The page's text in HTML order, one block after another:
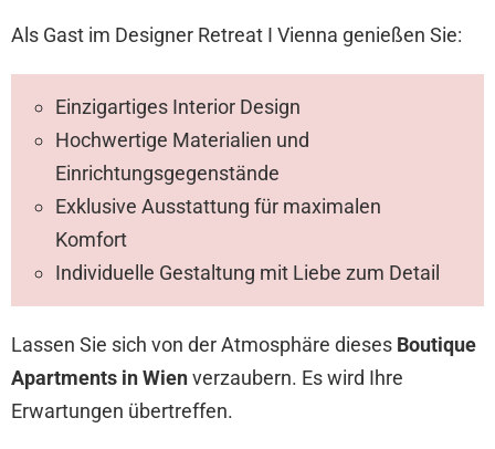
Als Gast im Designer Retreat I Vienna genießen Sie:
Einzigartiges Interior Design
Hochwertige Materialien und
Einrichtungsgegenstände
Exklusive Ausstattung für maximalen
Komfort
Individuelle Gestaltung mit Liebe zum Detail
Lassen Sie sich von der Atmosphäre dieses Boutique
Apartments in Wienverzaubern. Es wird Ihre
Erwartungen übertreffen.